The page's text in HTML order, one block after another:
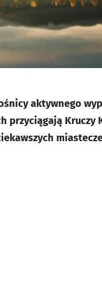
aktywnego
przyciągają Kruczy